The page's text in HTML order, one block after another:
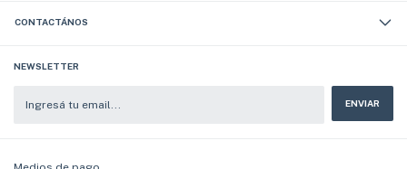
CONTACTÁNOS
NEWSLETTER